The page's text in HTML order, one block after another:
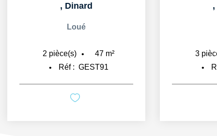
, Dinard
Loué
2 pièce(s) 47 m²
Réf : GEST91
,
3